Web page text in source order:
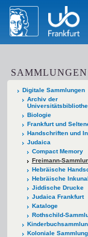
SAMMLUNGEN
Digitale Sammlungen
Archiv der
Biologie
Frankfurt und
Handschriften und
Judaica
Compact Memory
Freimann-
Hebräische
Hebräische
Jiddische Drucke
Judaica Frankfurt
Kataloge
Rothschild-
Koloniale